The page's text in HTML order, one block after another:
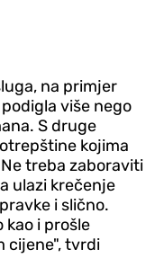
na primjer
više nego
S druge
kojima
treba zaboraviti
ulazi krečenje
i slično.
i prošle
cijene", tvrdi